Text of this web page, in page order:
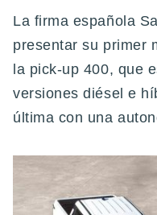
La firma española
presentar su primer
la pick-up 400, que
versiones diésel e
última con una